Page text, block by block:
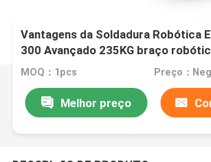
Vantagens da Soldadura Robótica
300 Avançado 235KG braço
MOQ：1pcs Preço：
Melhor preço